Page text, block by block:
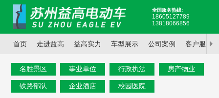
全国服务热线:
18605127789
13818066856
首页 走进益高 益高实力 车型展示 公司案例 客户服务
名胜景区 事业单位 行政执法 房产物业
铁路部队 企业酒店 校园医院